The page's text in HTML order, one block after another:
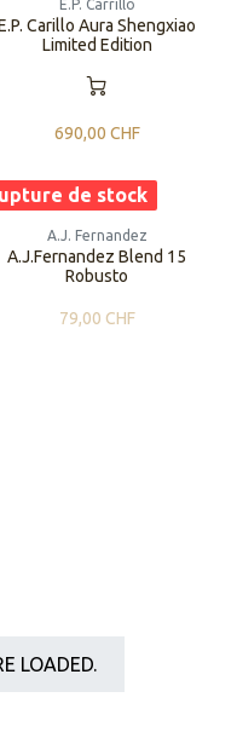
E.P. Carrillo
Carillo Aura Shengxiao
Limited Edition
690,00 CHF
de stock
A.J. Fernandez
A.J.Fernandez Blend 15
Robusto
79,00 CHF
LOADED.